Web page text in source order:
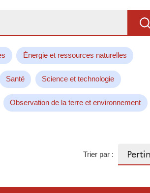
Énergie et ressources naturelles
Santé Science et technologie
Observation de la terre et environnement
Trier par :